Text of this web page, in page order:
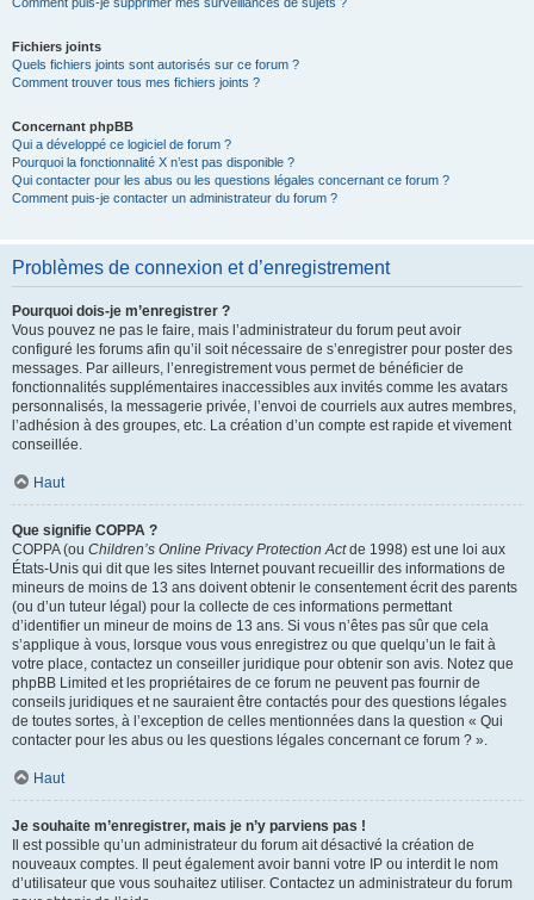
Fichiers joints
Quels fichiers joints sont autorisés sur ce forum ?
Comment trouver tous mes fichiers joints ?
Concernant phpBB
Qui a développé ce logiciel de forum ?
Pourquoi la fonctionnalité X n’est pas disponible ?
Qui contacter pour les abus ou les questions légales concernant ce forum ?
Comment puis-je contacter un administrateur du forum ?
Problèmes de connexion et d’enregistrement
Pourquoi dois-je m’enregistrer ?
Vous pouvez ne pas le faire, mais l’administrateur du forum peut avoir
configuré les forums afin qu’il soit nécessaire de s’enregistrer pour poster des
messages. Par ailleurs, l’enregistrement vous permet de bénéficier de
fonctionnalités supplémentaires inaccessibles aux invités comme les avatars
personnalisés, la messagerie privée, l’envoi de courriels aux autres membres,
l’adhésion à des groupes, etc. La création d’un compte est rapide et vivement
conseillée.
Haut
Que signifie COPPA ?
COPPA (ou Children’s Online Privacy Protection Actde 1998) est une loi aux
États-Unis qui dit que les sites Internet pouvant recueillir des informations de
mineurs de moins de 13 ans doivent obtenir le consentement écrit des parents
(ou d’un tuteur légal) pour la collecte de ces informations permettant
d’identifier un mineur de moins de 13 ans. Si vous n’êtes pas sûr que cela
s’applique à vous, lorsque vous vous enregistrez ou que quelqu’un le fait à
votre place, contactez un conseiller juridique pour obtenir son avis. Notez que
phpBB Limited et les propriétaires de ce forum ne peuvent pas fournir de
conseils juridiques et ne sauraient être contactés pour des questions légales
de toutes sortes, à l’exception de celles mentionnées dans la question « Qui
contacter pour les abus ou les questions légales concernant ce forum ? ».
Haut
Je souhaite m’enregistrer, mais je n’y parviens pas !
Il est possible qu’un administrateur du forum ait désactivé la création de
nouveaux comptes. Il peut également avoir banni votre IP ou interdit le nom
d’utilisateur que vous souhaitez utiliser. Contactez un administrateur du forum